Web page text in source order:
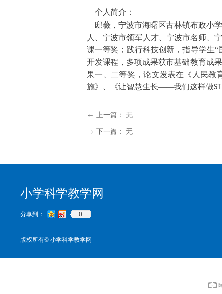
个人简介：
邸薇，宁波市海曙区古林镇布政小
人、宁波市领军人才、宁波市名师、
课一等奖；践行科技创新，指导学生“
开发课程，多项成果获市基础教育成
果一、二等奖，论文发表在《人民教
施》、《让智慧生长——我们这样做
ꂃ 上一篇： 无
ꁹ 下一篇： 无
版权所有© 小学科学教学网
小学科学教学网
分享到： 0